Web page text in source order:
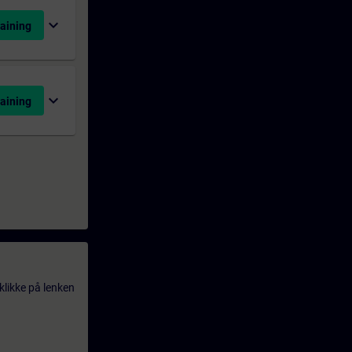
expand_more
expand_more
på lenken